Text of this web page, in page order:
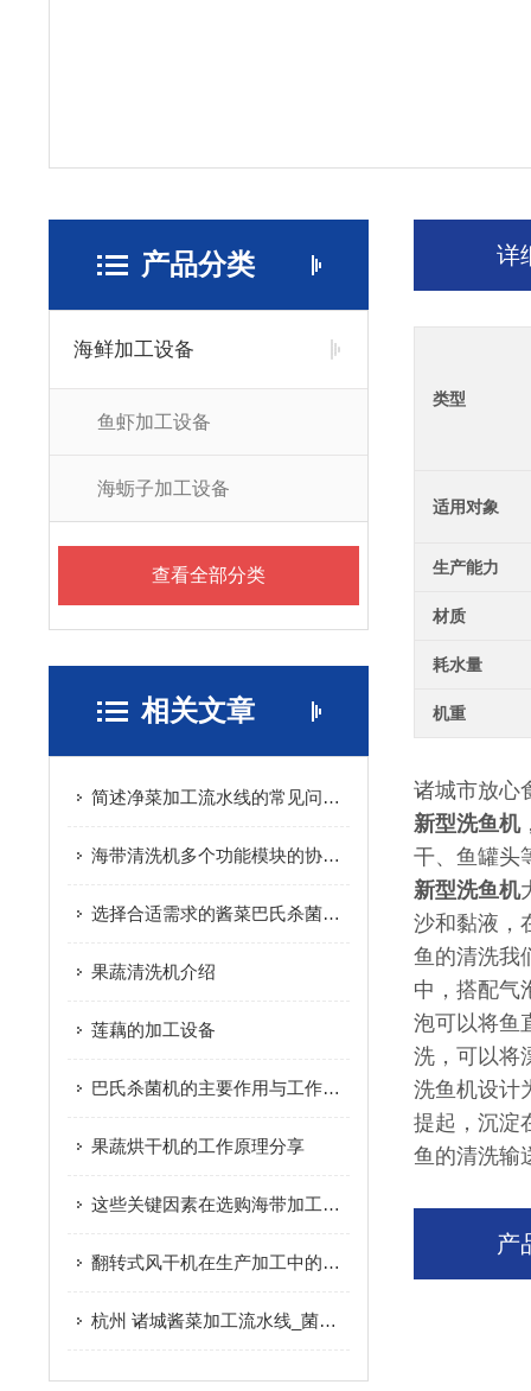
产品分类
海鲜加工设备
鱼虾加工设备
海蛎子加工设备
查看全部分类
相关文章
简述净菜加工流水线的常见问题相应解决方法
海带清洗机多个功能模块的协同优化与食品级安全设计分享
选择合适需求的酱菜巴氏杀菌机可确保有效的杀菌和保护
果蔬清洗机介绍
莲藕的加工设备
巴氏杀菌机的主要作用与工作原理全面解析
果蔬烘干机的工作原理分享
这些关键因素在选购海带加工设备时要多加注意
翻转式风干机在生产加工中的有点
杭州 诸城酱菜加工流水线_菌菇/海带加工设备|概述
详
类型
适用对象
生产能力
材质
耗水量
机重
诸城市放心
新型洗鱼机
干、鱼罐头
新型洗鱼机
沙和黏液，
鱼的清洗我
中，搭配气
泡可以将鱼
洗，可以将
洗鱼机设计
提起，沉淀
鱼的清洗输
产